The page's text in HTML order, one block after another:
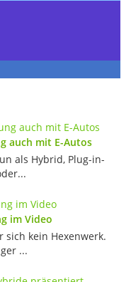
auch mit E-Autos
als Hybrid, Plug-in-
im Video
sich kein Hexenwerk.
...